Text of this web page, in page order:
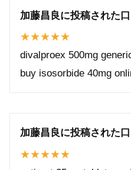
加藤昌良に投稿された
divalproex 500mg
buy isosorbide 40mg
加藤昌良に投稿された